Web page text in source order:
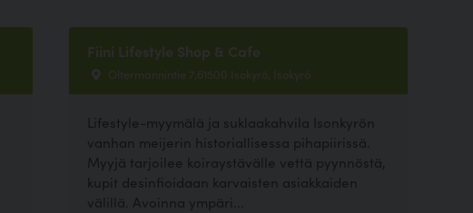
Fiini Lifestyle Shop & Cafe
Oltermannintie 7,61500 Isokyrö, Isokyrö
Lifestyle-myymälä ja suklaakahvila Isonkyrön
vanhan meijerin historiallisessa pihapiirissä.
Myyjä tarjoilee koiraystävälle vettä pyynnöstä,
kupit desinfioidaan karvaisten asiakkaiden
välillä. Avoinna ympäri...